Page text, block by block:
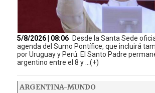
5/8/2026 | 08:06 Desde la Santa Sede
agenda del Sumo Pontífice, que incluirá
por Uruguay y Perú. El Santo Padre
argentino entre el 8 y ...(+)
ARGENTINA-MUNDO